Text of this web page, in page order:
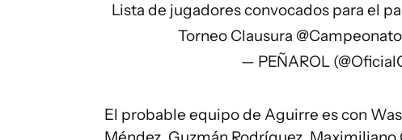
Lista de jugadores convocados para el
Torneo Clausura
— PEÑAROL
El probable equipo de Aguirre es con